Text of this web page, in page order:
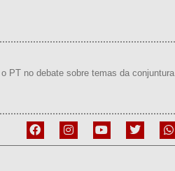
PT no debate sobre temas da conjuntura.